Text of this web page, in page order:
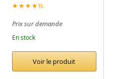
★★★★½
Prix sur demande
En stock
Voir le produit